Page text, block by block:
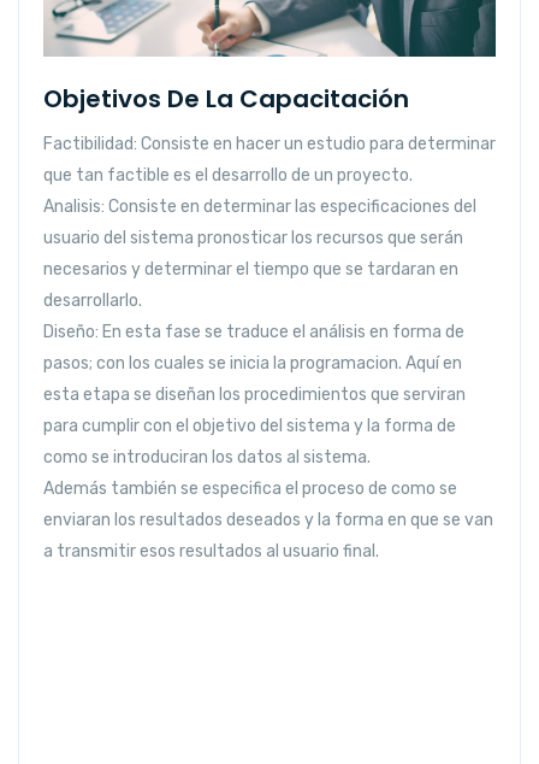
Objetivos De La Capacitación
Factibilidad: Consiste en hacer un estudio para determinar
que tan factible es el desarrollo de un proyecto.
Analisis: Consiste en determinar las especificaciones del
usuario del sistema pronosticar los recursos que serán
necesarios y determinar el tiempo que se tardaran en
desarrollarlo.
Diseño: En esta fase se traduce el análisis en forma de
pasos; con los cuales se inicia la programacion. Aquí en
esta etapa se diseñan los procedimientos que serviran
para cumplir con el objetivo del sistema y la forma de
como se introduciran los datos al sistema.
Además también se especifica el proceso de como se
enviaran los resultados deseados y la forma en que se van
a transmitir esos resultados al usuario final.